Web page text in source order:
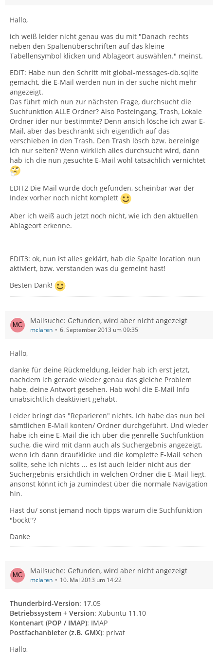
Hallo,
ich weiß leider nicht genau was du mit "Danach rechts
neben den Spaltenüberschriften auf das kleine
Tabellensymbol klicken und Ablageort auswählen." meinst.
EDIT: Habe nun den Schritt mit global-messages-db.sqlite
gemacht, die E-Mail werden nun in der suche nicht mehr
angezeigt.
Das führt mich nun zur nächsten Frage, durchsucht die
Suchfunktion ALLE Ordner? Also Posteingang, Trash, Lokale
Ordner ider nur bestimmte? Denn ansich lösche ich zwar E-
Mail, aber das beschränkt sich eigentlich auf das
verschieben in den Trash. Den Trash lösch bzw. bereinige
ich nur selten? Wenn wirklich alles durchsucht wird, dann
hab ich die nun gesuchte E-Mail wohl tatsächlich vernichtet
EDIT2 Die Mail wurde doch gefunden, scheinbar war der
Index vorher noch nicht komplett
Aber ich weiß auch jetzt noch nicht, wie ich den aktuellen
Ablageort erkenne.
EDIT3: ok, nun ist alles geklärt, hab die Spalte location nun
aktiviert, bzw. verstanden was du gemeint hast!
Besten Dank!
Mailsuche: Gefunden, wird aber nicht angezeigt
mclaren 6. September 2013 um 09:35
Hallo,
danke für deine Rückmeldung, leider hab ich erst jetzt,
nachdem ich gerade wieder genau das gleiche Problem
habe, deine Antwort gesehen. Hab wohl die E-Mail Info
unabsichtlich deaktiviert gehabt.
Leider bringt das "Reparieren" nichts. Ich habe das nun bei
sämtlichen E-Mail konten/ Ordner durchgeführt. Und wieder
habe ich eine E-Mail die ich über die genrelle Suchfunktion
suche, die wird mit dann auch als Suchergebnis angezeigt,
wenn ich dann draufklicke und die komplette E-Mail sehen
sollte, sehe ich nichts ... es ist auch leider nicht aus der
Suchergebnis ersichtlich in welchen Ordner die E-Mail liegt,
ansonst könnt ich ja zumindest über die normale Navigation
hin.
Hast du/ sonst jemand noch tipps warum die Suchfunktion
"bockt"?
Danke
Mailsuche: Gefunden, wird aber nicht angezeigt
mclaren 10. Mai 2013 um 14:22
Thunderbird-Version: 17.05
Betriebssystem + Version: Xubuntu 11.10
Kontenart (POP / IMAP): IMAP
Postfachanbieter (z.B. GMX): privat
Hallo,